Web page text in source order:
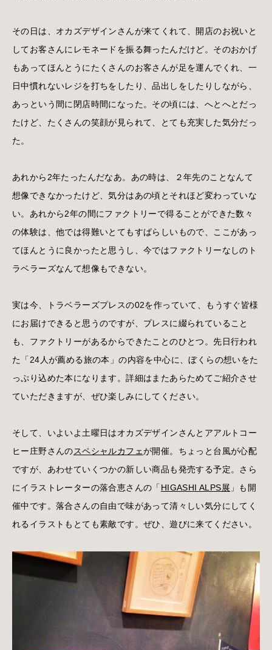
その日は、オカズデザインさんが来てくれて、開店のお祝いと
してお客さんにレモネードを振る舞ったんだけど。そのおかげ
もあってほんとうにたくさんのお客さんが足を運んでくれ、一
日中慣れないレジを打ちをしたり、品出しをしたりしながら、
あっという間に閉店時間になった。その頃には、へとへとだっ
たけど、たくさんの笑顔が見られて、とても充実した気分だっ
た。
あれから2年たったんだなあ。あの時は、２年先のことなんて
想像できなかったけど、気分はあの頃とそれほど変わっていな
い。あれから2年の間にファクトリーで得ることができた数々
の体験は、他では得難いとてもすばらしいもので、ここがあっ
てほんとうに良かったと思うし、今ではファクトリーなしのト
ラベラーズなんて想像もできない。
実は今、トラベラーズプレスの02を作っていて、もうすぐ皆様
にお届けできると思うのですが、プレスに綴られていること
も、ファクトリーがあるからできたことのひとつ。先日行われ
た「24人が薦める旅の本」の内容を中心に、ぼくらの想いをた
っぷり込めた本になります。詳細はまたあらためてご紹介させ
ていただきますが、ぜひ楽しみにしてください。
そして、いよいよ土曜日はオカズデザインさんとアアルトコー
ヒー庄野さんのスペシャルカフェが開催。ちょっと台風が心配
ですが、あわせていくつかの新しい商品も発売する予定。さら
にイラストレーターの落合恵さんの「 HIGASHI ALPS展 」も開
催中です。落合さんの自由で味があって清々しい気分にしてく
れるイラストもとても素敵です。ぜひ、遊びに来てください。